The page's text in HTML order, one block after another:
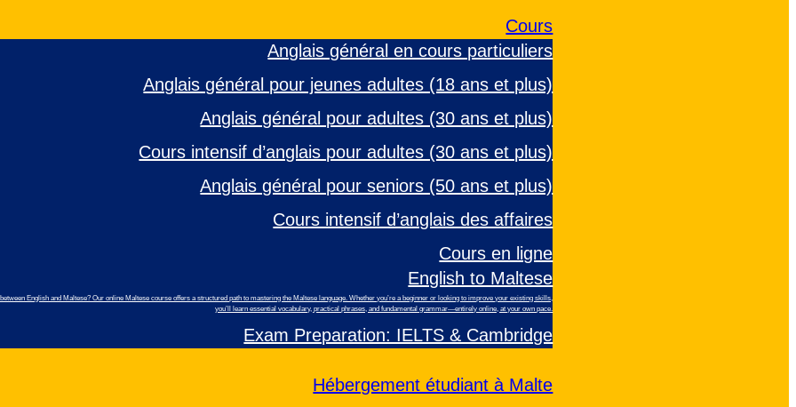
Cours
Anglais général en cours particuliers
Anglais général pour jeunes adultes (18 ans et plus)
Anglais général pour adultes (30 ans et plus)
Cours intensif d’anglais pour adultes (30 ans et plus)
Anglais général pour seniors (50 ans et plus)
Cours intensif d’anglais des affaires
Cours en ligne
English to Maltese
English and Maltese? Our online Maltese course offers a structured path to mastering the Maltese language. Whether you’re a beginner or looking to improve your existing skills,
you’ll learn essential vocabulary, practical phrases, and fundamental grammar—entirely online, at your own pace.
Exam Preparation: IELTS & Cambridge
Hébergement étudiant à Malte